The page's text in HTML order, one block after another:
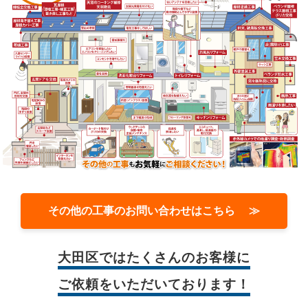
その他の工事のお問い合わせはこちら ≫
大田区ではたくさんのお客様に
ご依頼をいただいております！